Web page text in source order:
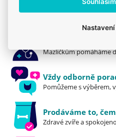
Nízký obsah bílkovin
Žlutý hrách / pohanka
Chaluhy (Ascophyllum
I2/ K + aminokyselin,
pro vyváženou střevní
Chitosan – vázání
ledvin
MOS / FOS / β-glukany
Mazlíčkům pomáháme
Vždy odborně
Pomůžeme s výběrem,
Prodáváme to,
Zdravé zvíře a